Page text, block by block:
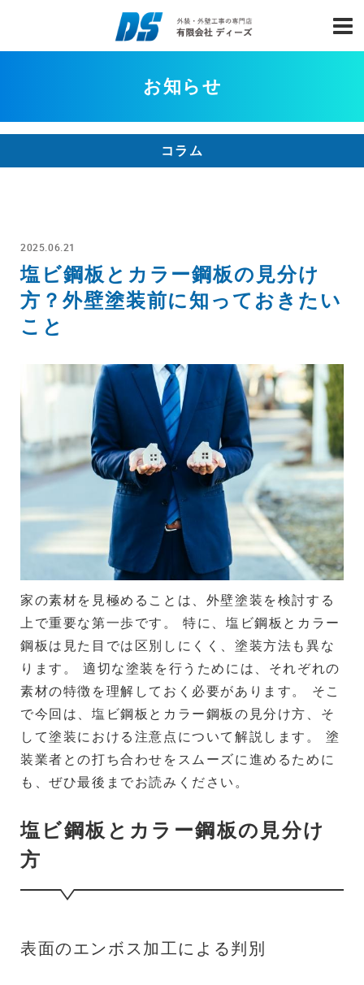
お知らせ
コラム
2025.06.21
塩ビ鋼板とカラー鋼板の見分け
方？外壁塗装前に知っておきたい
こと
家の素材を見極めることは、外壁塗装を検討する
上で重要な第一歩です。 特に、塩ビ鋼板とカラー
鋼板は見た目では区別しにくく、塗装方法も異な
ります。 適切な塗装を行うためには、それぞれの
素材の特徴を理解しておく必要があります。 そこ
で今回は、塩ビ鋼板とカラー鋼板の見分け方、そ
して塗装における注意点について解説します。 塗
装業者との打ち合わせをスムーズに進めるために
も、ぜひ最後までお読みください。
塩ビ鋼板とカラー鋼板の見分け
方
表面のエンボス加工による判別